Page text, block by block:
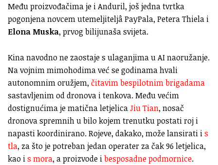
Među proizvođačima je i Anduril, još jedna tvrtka
pogonjena novcem utemeljiteljâ PayPala, Petera Thiela i
Elona Muska, prvog bilijunaša svijeta.
Kina navodno ne zaostaje s ulaganjima u AI naoružanje.
Na vojnim mimohodima već se godinama hvali
autonomnim oružjem, čitavim bespilotnim brigadama
sastavljenim od dronova i tenkova. Među većim
dostignućima je matična letjelicaJiu Tian, nosač
dronova spremnih u bilo kojem trenutku postati roj i
napasti koordinirano. Rojeve, dakako, može lansirati is
tla, za što je potreban jedan operater za čak 96 letjelica,
kao is mora, a proizvode ibesposadne podmornice.